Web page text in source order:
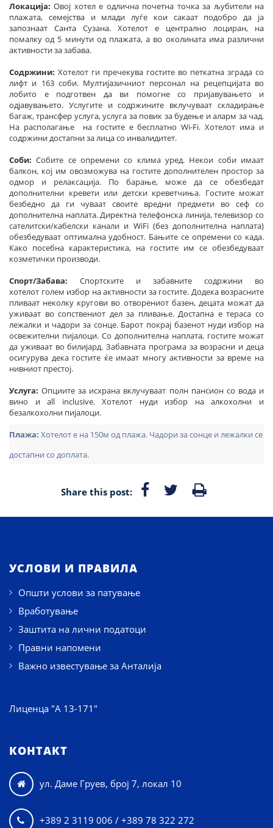
Локација:Овој хотел е одлична почетна точка за љубители на
плажата, семејства и млади луѓе кои сакаат подобро да ја
запознаат Санта Сузана. Хотелот е централно лоциран, на
помалку од 5 минути од плажата, а во околината има различни
активности за забава.
Содржини: Хотелот ги пречекува гостите во петкатна зграда со
лифт и 163 соби. Мултијазичниот персонал на рецепцијата во
лобито е подготвен да ви помогне со пријавувањето и
одјавувањето. Услугите и содржините вклучуваат складирање
багаж, трансфер услуга, услуга за повик за будење и аларм за чад.
На располагање на гостите е бесплатно Wi-Fi. Хотелот има и
содржини достапни за лица со инвалидитет.
Соби: Собите се опремени со клима уред. Некои соби имаат
балкон, кој им овозможува на гостите дополнителен простор за
одмор и релаксација. По барање, може да се обезбедат
дополнителни кревети или детски креветчиња. Гостите можат
безбедно да ги чуваат своите вредни предмети во сеф со
дополнителна наплата. Директна телефонска линија, телевизор со
сателитски/кабелски канали и WiFi (без дополнителна наплата)
обезбедуваат оптимална удобност. Бањите се опремени со када.
Како посебна карактеристика, на гостите им се обезбедуваат
козметички производи.
Спорт/Забава: Спортските и забавните содржини во
хотелот голем избор на активности за гостите. Додека возрасните
пливаат неколку кругови во отворениот базен, децата можат да
уживаат во сопствениот дел за пливање. Достапна е тераса со
лежалки и чадори за сонце. Барот покрај базенот нуди избор на
освежителни пијалоци. Со дополнителна наплата, гостите можат
да уживаат во билијард. Забавната програма за возрасни и деца
осигурува дека гостите ќе имаат многу активности за време на
нивниот престој.
Услуга: Опциите за исхрана вклучуваат полн пансион со вода и
вино и all inclusive. Хотелот нуди избор на алкохолни и
безалкохолни пијалоци.
Плажа: Хотелот е на 150м од плажа. Чадори за сонце и лежалки се
достапни со доплата.
Share this post:
УСЛОВИ И ПРАВИЛА
Општи услови за патување
Вработување
Заштита на лични податоци
Правни напомени
Важно известување за Анталија
Лиценца "А 13-171"
КОНТАКТ
 ул. Даме Груев, број 7, локал 10
 +389 2 3119 006 / +389 78 322 272